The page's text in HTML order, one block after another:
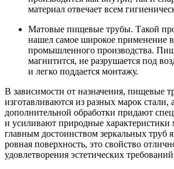
материал отвечает всем
Матовые пищевые трубы. Такой
нашел самое широкое применение
промышленного производства.
магнитится, не разрушается под
и легко поддается монтажу.
В зависимости от назначения, пищевые
изготавливаются из разных марок стали,
дополнительной обработки придают
и усиливают природные характеристики
главным достоинством зеркальных труб
ровная поверхность, это свойство
удовлетворения эстетических